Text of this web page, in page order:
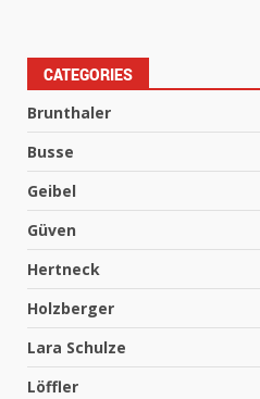
CATEGORIES
Brunthaler
Busse
Geibel
Güven
Hertneck
Holzberger
Lara Schulze
Löffler